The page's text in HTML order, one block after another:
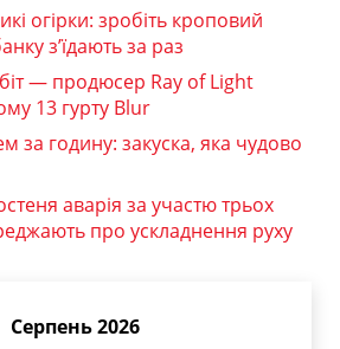
огірки: зробіть кроповий
з’їдають за раз
— продюсер Ray of Light
13 гурту Blur
за годину: закуска, яка чудово
аварія за участю трьох
про ускладнення руху
Серпень 2026